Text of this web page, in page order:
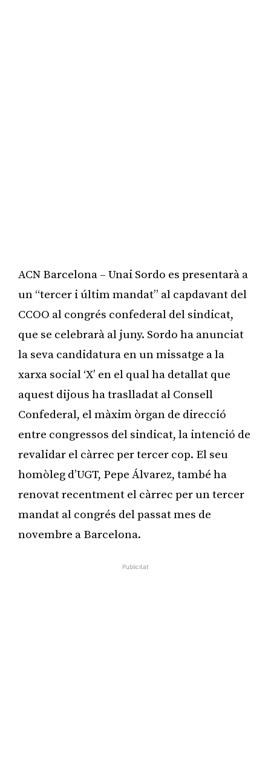
ACN Barcelona – Unai Sordo es presentarà a
un “tercer i últim mandat” al capdavant del
CCOO al congrés confederal del sindicat,
que se celebrarà al juny. Sordo ha anunciat
la seva candidatura en un missatge a la
xarxa social ‘X’ en el qual ha detallat que
aquest dijous ha traslladat al Consell
Confederal, el màxim òrgan de direcció
entre congressos del sindicat, la intenció de
revalidar el càrrec per tercer cop. El seu
homòleg d’UGT, Pepe Álvarez, també ha
renovat recentment el càrrec per un tercer
mandat al congrés del passat mes de
novembre a Barcelona.
Publicitat